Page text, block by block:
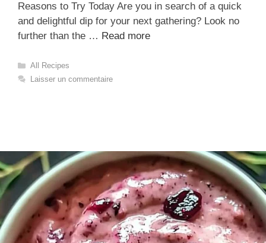
Reasons to Try Today Are you in search of a quick
and delightful dip for your next gathering? Look no
further than the … Read more
Catégories
All Recipes
Laisser un commentaire